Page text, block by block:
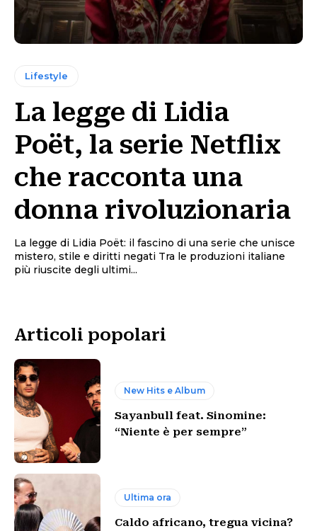
Lifestyle
La legge di Lidia
Poët, la serie Netflix
che racconta una
donna rivoluzionaria
La legge di Lidia Poët: il fascino di una serie che unisce
mistero, stile e diritti negati Tra le produzioni italiane
più riuscite degli ultimi...
Articoli popolari
New Hits e Album
Sayanbull feat. Sinomine:
“Niente è per sempre”
Ultima ora
Caldo africano, tregua vicina?